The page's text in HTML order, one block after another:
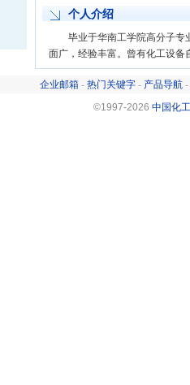
个人介绍
毕业于华南工学院高分子专业
面广，经验丰富。曾有化工设备
企业邮箱 - 热门关键字 - 产品导航 -
©1997-2026 中国化